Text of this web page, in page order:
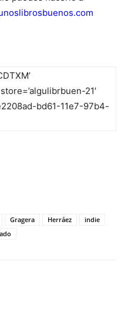
21′
bd61-11e7-97b4-
Gragera Herráez
indie